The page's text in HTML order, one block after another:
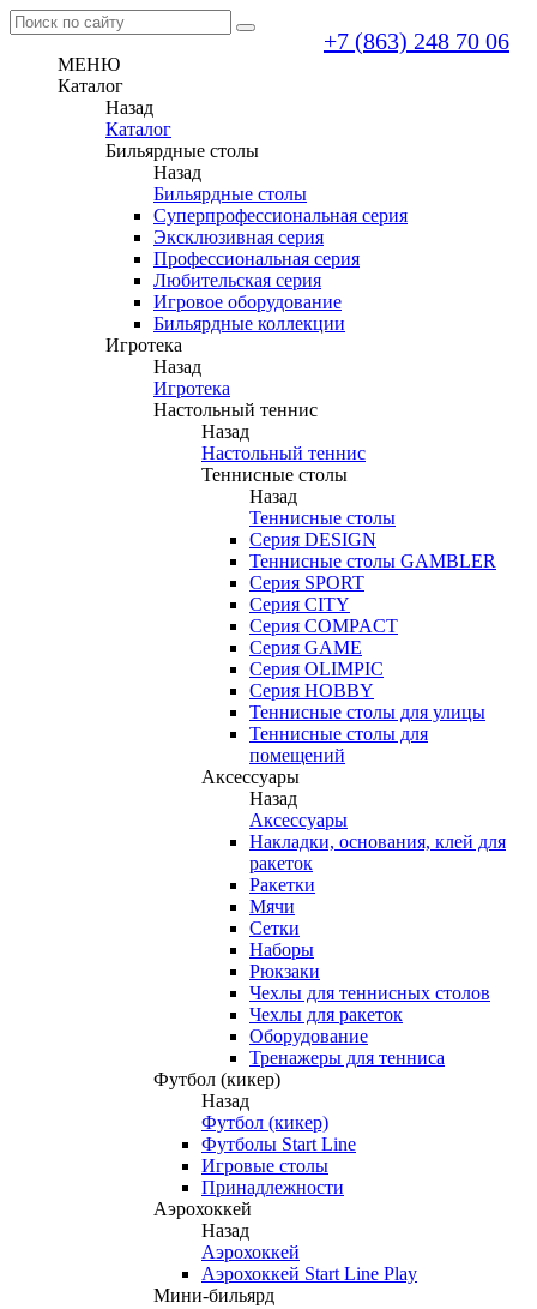
+7 (863) 248 70 06
МЕНЮ
Каталог
Назад
Каталог
Бильярдные столы
Назад
Бильярдные столы
Суперпрофессиональная серия
Эксклюзивная серия
Профессиональная серия
Любительская серия
Игровое оборудование
Бильярдные коллекции
Игротека
Назад
Игротека
Настольный теннис
Назад
Настольный теннис
Теннисные столы
Назад
Теннисные столы
Серия DESIGN
Теннисные столы GAMBLER
Серия SPORT
Серия CITY
Серия COMPACT
Серия GAME
Серия OLIMPIC
Серия HOBBY
Теннисные столы для улицы
Теннисные столы для
помещений
Аксессуары
Назад
Аксессуары
Накладки, основания, клей для
ракеток
Ракетки
Мячи
Сетки
Наборы
Рюкзаки
Чехлы для теннисных столов
Чехлы для ракеток
Оборудование
Тренажеры для тенниса
Футбол (кикер)
Назад
Футбол (кикер)
Футболы Start Line
Игровые столы
Принадлежности
Аэрохоккей
Назад
Аэрохоккей
Аэрохоккей Start Line Play
Мини-бильярд